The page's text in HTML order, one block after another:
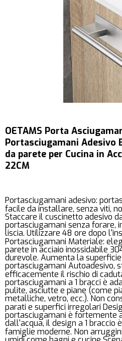
OETAMS Porta
Portasciugamani Adesivo
da parete per Cucina in
22CM
Portasciugamani adesivo:
facile da installare, senza viti,
Staccare il cuscinetto adesivo
portasciugamani senza forare,
liscia. Utilizzare 48 ore dopo
Portasciugamani Materiale:
parete in acciaio inossidabile
durevole. Aumenta la
portasciugamani Autoadesivo,
efficacemente il rischio di
portasciugamani a 1 bracci è
pulite, asciutte e piane (come
metalliche, vetro, ecc.). Non
parati e superfici irregolari
portasciugamani è fortemente
dall'acqua, il design a 1 braccio
famiglie moderne. Non